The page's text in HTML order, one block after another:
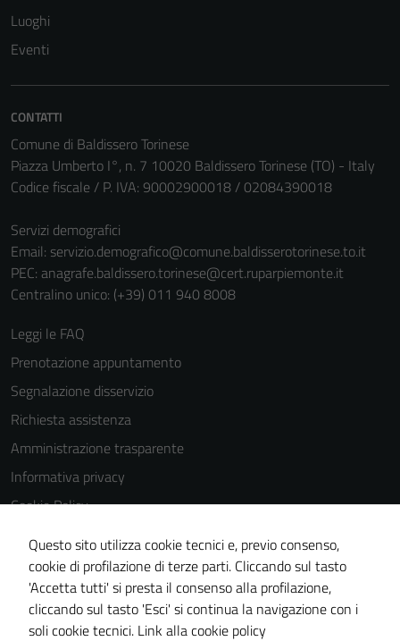
Luoghi
Eventi
CONTATTI
Comune di Baldissero Torinese
Piazza Umberto I°, n. 7 10020 Baldissero Torinese (TO) - Italy
Codice fiscale / P. IVA: 90002900018 / 02084390018
Servizi demografici
Email: servizio.demografico@comune.baldisserotorinese.to.it
PEC: anagrafe.baldissero.torinese@cert.ruparpiemonte.it
Centralino unico: (+39) 011 940 8008
Leggi le FAQ
Prenotazione appuntamento
Segnalazione disservizio
Richiesta assistenza
Amministrazione trasparente
Informativa privacy
Cookie Policy
Note legali
Dichiarazione di accessibilità
Meccanismo di feedback
Piano di miglioramento del sito
Questo sito utilizza cookie tecnici e, previo consenso,
cookie di profilazione di terze parti. Cliccando sul tasto
'Accetta tutti' si presta il consenso alla profilazione,
cliccando sul tasto 'Esci' si continua la navigazione con i
soli cookie tecnici. Link alla cookie policy